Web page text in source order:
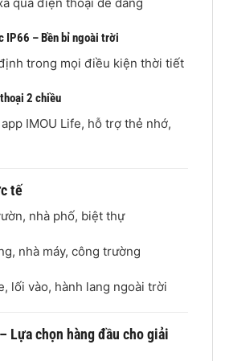
IP66 – Bền bỉ ngoài trời
trong mọi điều kiện thời tiết
2 chiều
IMOU Life, hỗ trợ thẻ nhớ,
tế
nhà phố, biệt thự
nhà máy, công trường
lối vào, hành lang ngoài trời
Lựa chọn hàng đầu cho giải